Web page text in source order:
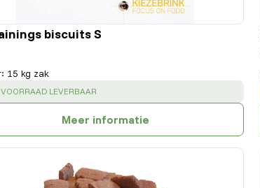
biscuits S
: 15 kg zak
: LEVERBAAR
Meer informatie